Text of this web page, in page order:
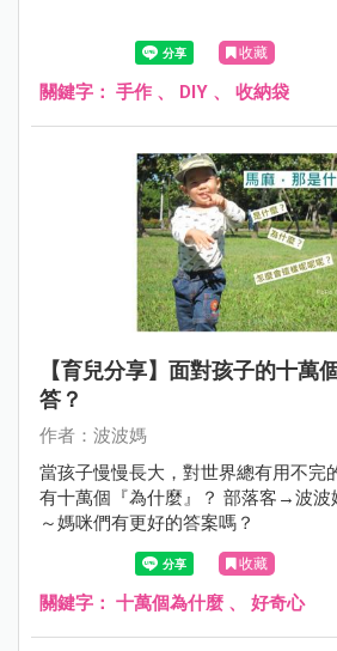
收藏
關鍵字： 手作 、 DIY 、 收納袋
【育兒分享】面對孩子的十萬
答？
作者：波波媽
當孩子慢慢長大，對世界總有用不完
有十萬個『為什麼』？ 部落客→波波
～媽咪們有更好的答案嗎？
收藏
關鍵字： 十萬個為什麼 、 好奇心